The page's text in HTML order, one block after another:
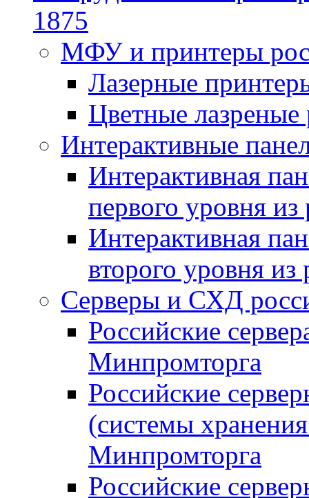
1875
МФУ и принтеры
Лазерные
Цветные
Интерактивные
Интерактивная
первого уровня
Интерактивная
второго уровня
Серверы и СХД
Российские
Минпромторга
Российские
(системы
Минпромторга
Российские